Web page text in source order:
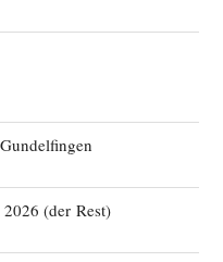
(der Rest)